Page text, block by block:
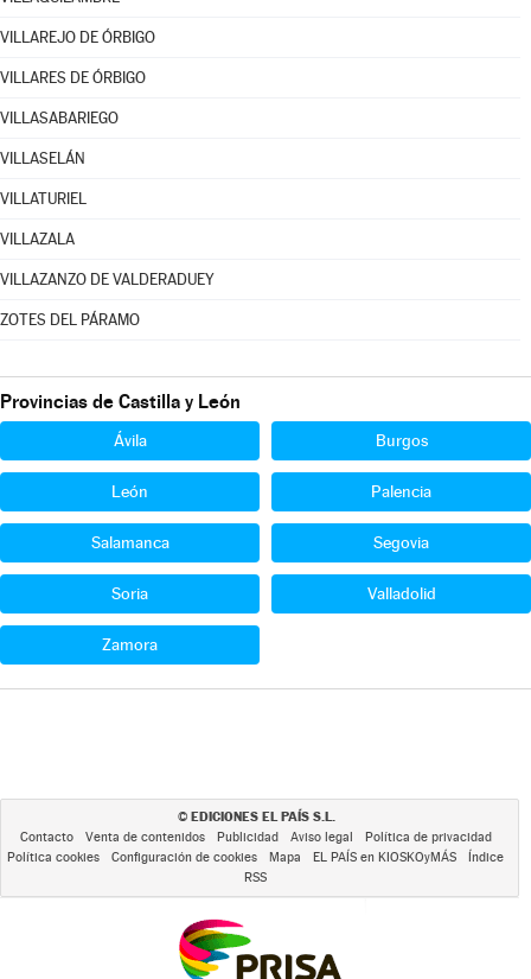
VILLAREJO DE ÓRBIGO
VILLARES DE ÓRBIGO
VILLASABARIEGO
VILLASELÁN
VILLATURIEL
VILLAZALA
VILLAZANZO DE VALDERADUEY
ZOTES DEL PÁRAMO
Provincias de Castilla y León
Ávila Burgos
León Palencia
Salamanca Segovia
Soria Valladolid
Zamora
© EDICIONES EL PAÍS S.L.
Contacto Venta de contenidos Publicidad Aviso legal
Política de privacidad
Política cookies
Configuración de cookies Mapa EL PAÍS en KIOSKOyMÁS
Índice
RSS